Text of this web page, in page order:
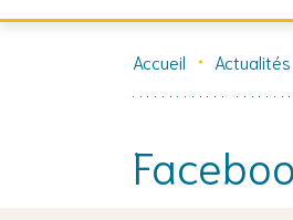
Skip
Accueil Actualités